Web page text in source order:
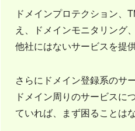
ドメインプロテクション、
え、ドメインモニタリング
他社にはないサービスを提
さらにドメイン登録系のサ
ドメイン周りのサービスに
ていれば、まず困ることは